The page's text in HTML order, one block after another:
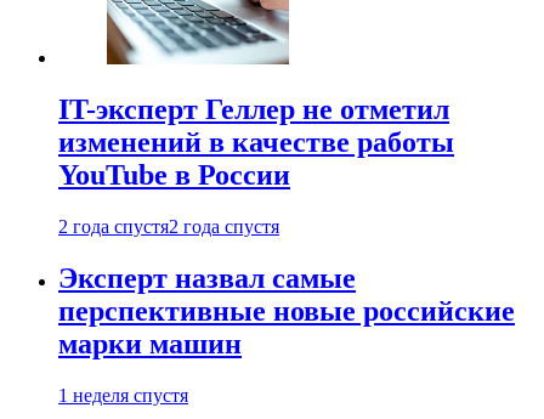
IT-эксперт Геллер не отметил
изменений в качестве работы
YouTube в России
2 года спустя2 года спустя
Эксперт назвал самые
перспективные новые российские
марки машин
1 неделя спустя